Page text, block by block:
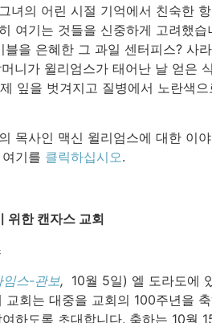
녀의 어린 시절 기억에서 친숙한
여기는 것들을 신중하게 고려했습
블을 은혜한 그 과일 센터피스? 사
니가 윌리엄스가 태어난 날 얻은
잎을 벗겨지고 질병에서 노란색으
목사인 맥신 윌리엄스에 대한 이
기를 클릭하십시오.
위한 캔자스 교회
임스-관보, 10월 5일) 엘 도라도에
교회는 대중을 교회의 100주년을
하도록 초대합니다. 축하는 10월